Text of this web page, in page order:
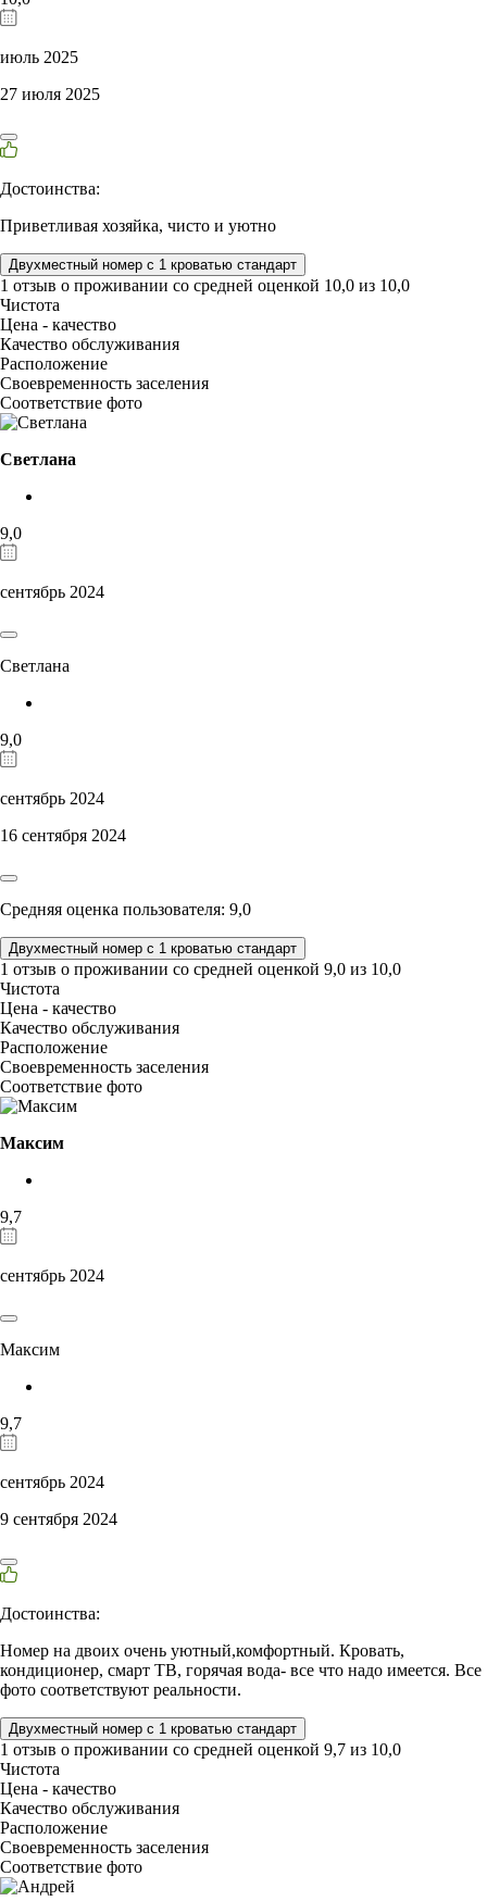
июль 2025
27 июля 2025
Достоинства:
Приветливая хозяйка, чисто и уютно
Двухместный номер с 1 кроватью стандарт
1 отзыв о проживании со средней оценкой 10,0 из 10,0
Чистота
Цена - качество
Качество обслуживания
Расположение
Своевременность заселения
Соответствие фото
Светлана
9,0
сентябрь 2024
Светлана
9,0
сентябрь 2024
16 сентября 2024
Средняя оценка пользователя: 9,0
Двухместный номер с 1 кроватью стандарт
1 отзыв о проживании со средней оценкой 9,0 из 10,0
Чистота
Цена - качество
Качество обслуживания
Расположение
Своевременность заселения
Соответствие фото
Максим
9,7
сентябрь 2024
Максим
9,7
сентябрь 2024
9 сентября 2024
Достоинства:
Номер на двоих очень уютный,комфортный. Кровать,
кондиционер, смарт ТВ, горячая вода- все что надо имеется. Все
фото соответствуют реальности.
Двухместный номер с 1 кроватью стандарт
1 отзыв о проживании со средней оценкой 9,7 из 10,0
Чистота
Цена - качество
Качество обслуживания
Расположение
Своевременность заселения
Соответствие фото